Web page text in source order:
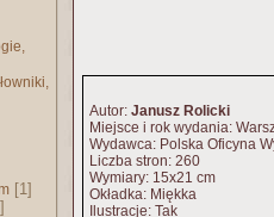
[1]
Autor: Janusz Rolicki
Miejsce i rok wydania:
Wydawca: Polska Oficyna
Liczba stron: 260
Wymiary: 15x21 cm
Okładka: Miękka
Ilustracje: Tak